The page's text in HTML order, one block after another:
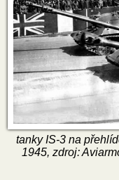
tanky IS-3 na
1945, zdroj: